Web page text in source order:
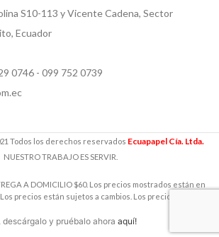
S10-113 y Vicente Cadena, Sector
Ecuador
0746 - 099 752 0739
Todos los derechos reservados Ecuapapel Cía. Ltda.
NUESTRO TRABAJO ES SERVIR.
A DOMICILIO $60. Los precios mostrados están en
precios están sujetos a cambios. Los precios incluyen
y pruébalo ahora aquí!